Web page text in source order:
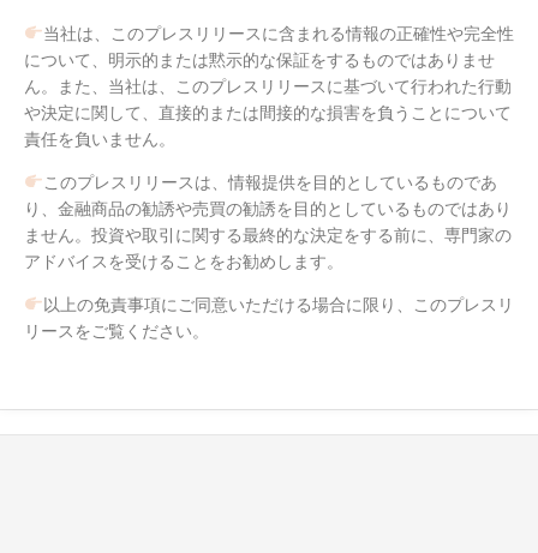
当社は、このプレスリリースに含まれる情報の正確性や完全性
について、明示的または黙示的な保証をするものではありませ
ん。また、当社は、このプレスリリースに基づいて行われた行動
や決定に関して、直接的または間接的な損害を負うことについて
責任を負いません。
このプレスリリースは、情報提供を目的としているものであ
り、金融商品の勧誘や売買の勧誘を目的としているものではあり
ません。投資や取引に関する最終的な決定をする前に、専門家の
アドバイスを受けることをお勧めします。
以上の免責事項にご同意いただける場合に限り、このプレスリ
リースをご覧ください。